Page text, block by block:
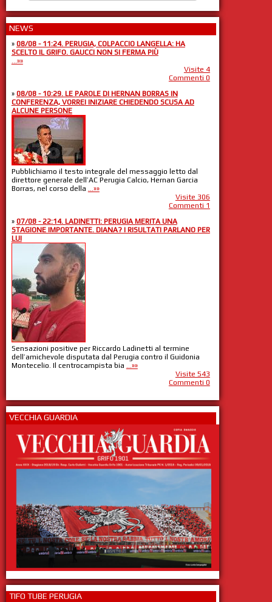
NEWS
» 08/08 - 11:24. PERUGIA, COLPACCIO LANGELLA: HA
SCELTO IL GRIFO. GAUCCI NON SI FERMA PIÙ
...»»
Visite 4
Commenti 0
» 08/08 - 10:29. LE PAROLE DI HERNAN BORRAS IN
CONFERENZA, VORREI INIZIARE CHIEDENDO SCUSA AD
ALCUNE PERSONE
Pubblichiamo il testo integrale del messaggio letto dal
direttore generale dell’AC Perugia Calcio, Hernan Garcia
Borras, nel corso della
...»»
Visite 306
Commenti 1
» 07/08 - 22:14. LADINETTI: PERUGIA MERITA UNA
STAGIONE IMPORTANTE. DIANA? I RISULTATI PARLANO PER
LUI
Sensazioni positive per Riccardo Ladinetti al termine
dell’amichevole disputata dal Perugia contro il Guidonia
Montecelio. Il centrocampista bia
...»»
Visite 543
Commenti 0
VECCHIA GUARDIA
TIFO TUBE PERUGIA